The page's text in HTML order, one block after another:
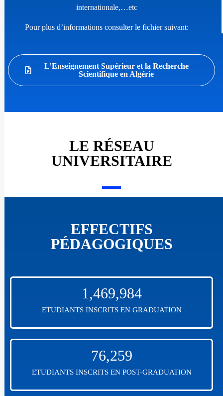
internationale,…etc
Pour plus d’informations consulter le fichier suivant:
L’Enseignement Supérieur et la Recherche
Scientifique en Algérie
LE RÉSEAU
UNIVERSITAIRE
EFFECTIFS
PÉDAGOGIQUES
ETUDIANTS INSCRITS EN GRADUATION
1,469,984
ETUDIANTS INSCRITS EN POST-GRADUATION
76,259